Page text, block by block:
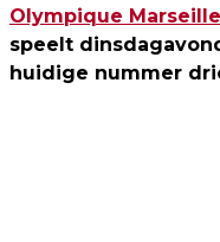
Olympique Marseille
speelt
huidige nummer